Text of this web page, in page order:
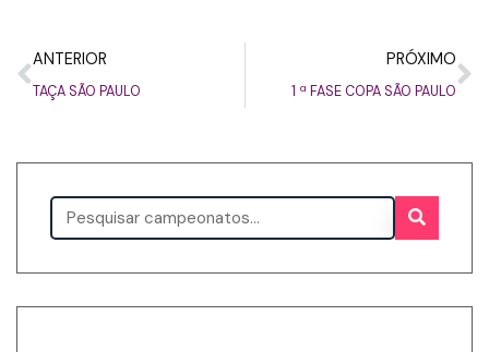
ANTERIOR
TAÇA SÃO PAULO
PRÓXIMO
1 ª FASE COPA SÃO PAULO